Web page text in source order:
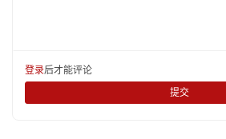
感登录后才能评论
提交